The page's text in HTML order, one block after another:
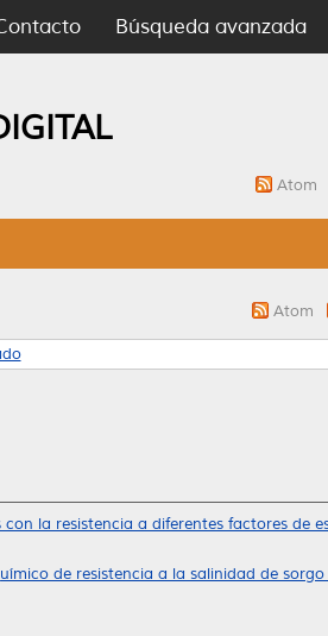
Búsqueda avanzada
Atom
Atom
la resistencia a diferentes factores de
de resistencia a la salinidad de sorgo